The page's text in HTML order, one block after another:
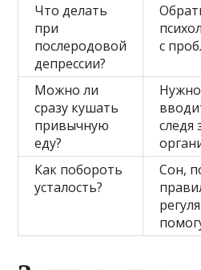
Что делать
при
послеродовой
депрессии?
с
Можно ли
сразу кушать
привычную
еду?
следя
Как побороть
усталость?
Сон,